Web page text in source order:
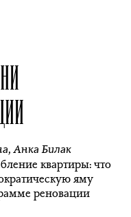
,Анка Билак
квартиры: что
яму
реновации